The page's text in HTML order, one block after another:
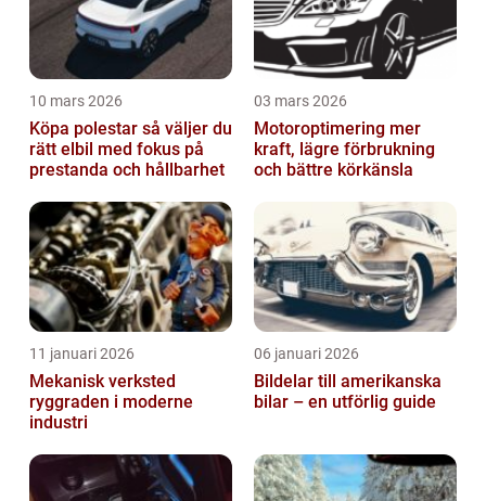
10 mars 2026
Köpa polestar så väljer du
rätt elbil med fokus på
prestanda och hållbarhet
03 mars 2026
Motoroptimering mer
kraft, lägre förbrukning
och bättre körkänsla
11 januari 2026
Mekanisk verksted
ryggraden i moderne
industri
06 januari 2026
Bildelar till amerikanska
bilar – en utförlig guide